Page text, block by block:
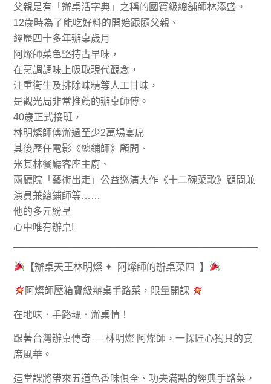
父親是有「辦桌活字典」之稱的國寶級總舖師林添盛。
12歲時為了能吃好料的開始跟隨父親、
經歷四十多年辦桌歲月
阿燦師菜色堅持古早味，
在烹調調味上吸取現代觀念，
注重衛生及排除味精等人工甘味，
是觀光局非常推薦的辦桌師傅。
40歲正式接班，
林明燦師傅辦過至少2萬場宴席
其後歷任電影《總鋪師》顧問、
米其林餐廳客座主廚、
兩廳院「藝術出走」公益巡演大作《十二碗菜歌》顧問兼
演員兼總鋪師等……
他的多元紛呈
心中唯有辦桌!
【辦桌天王林明燦 ✦ 阿燦師的辦桌菜四 】
阿燦師壓箱寶級辦桌手路菜，限量開課
在地味．手路魂．辦桌情！
跟著台灣辦桌傳奇 — 林明燦 阿燦師，一探匠心獨具的宴
席風華。
這堂課將帶來五道色香味俱全、功夫滿點的經典手路菜，